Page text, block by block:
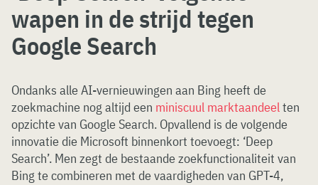
wapen in de strijd tegen
Google Search
Ondanks alle AI-vernieuwingen aan Bing heeft de
zoekmachine nog altijd een miniscuul marktaandeelten
opzichte van Google Search. Opvallend is de volgende
innovatie die Microsoft binnenkort toevoegt: ‘Deep
Search’. Men zegt de bestaande zoekfunctionaliteit van
Bing te combineren met de vaardigheden van GPT-4,